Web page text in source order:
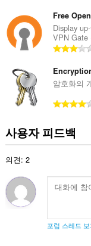
활
동
에
액
Free
Display
VPN Gate
암호화의
사용자 피드백
의견: 2
포럼 스레드 보